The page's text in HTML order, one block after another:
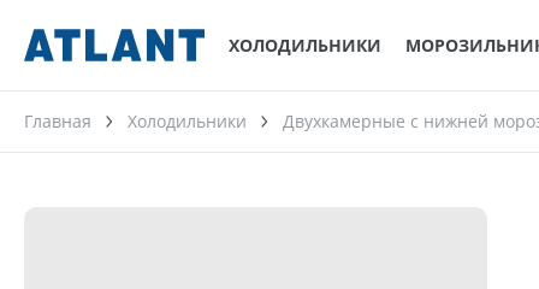
ХОЛОДИЛЬНИКИ
Главная Холодильники Двухкамерные с нижней